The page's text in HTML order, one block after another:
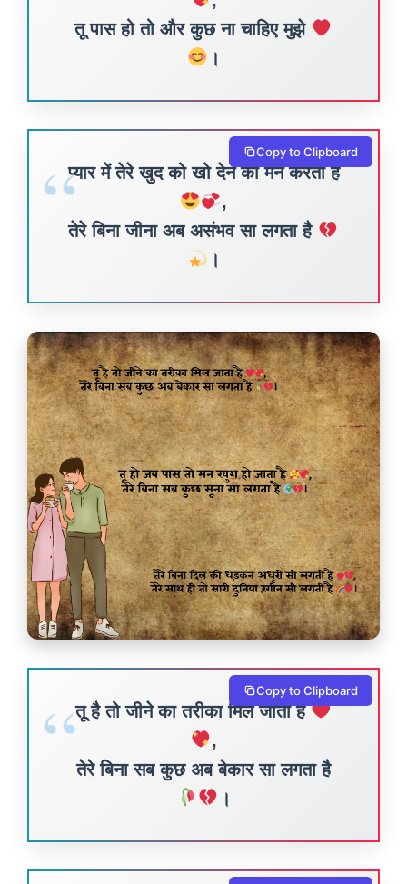
तू पास हो तो और कुछ ना चाहिए मुझे
।
प्यार में तेरे खुद को खो देने का मन करता है
,
तेरे बिना जीना अब असंभव सा लगता है
।
Copy to Clipboard
तू है तो जीने का तरीका मिल जाता है
,
तेरे बिना सब कुछ अब बेकार सा लगता है
।
Copy to Clipboard